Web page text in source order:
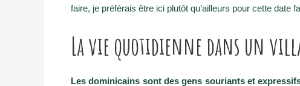
faire, je préférais être ici plutôt qu’ailleurs pour cette date
La vie quotidienne dans un
Les dominicains sont des gens souriants et